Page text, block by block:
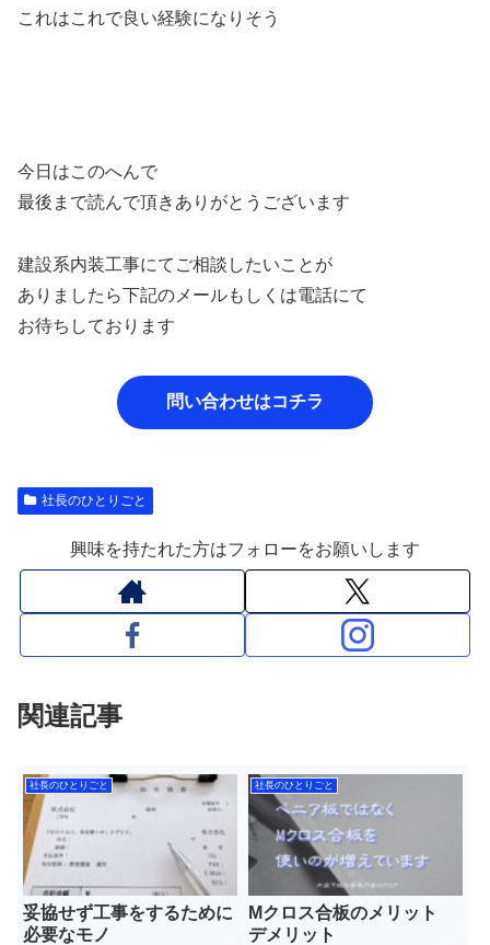
これはこれで良い経験になりそう
今日はこのへんで
最後まで読んで頂きありがとうございます
建設系内装工事にてご相談したいことが
ありましたら下記のメールもしくは電話にて
お待ちしております
問い合わせはコチラ
社長のひとりごと
興味を持たれた方はフォローをお願いします
関連記事
社長のひとりごと
妥協せず工事をするために
必要なモノ
社長のひとりごと
Mクロス合板のメリット
デメリット